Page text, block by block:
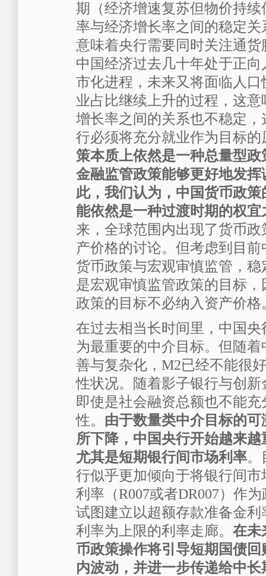
期（经济增速复苏但物价持
率与经济增长率之间的稳定
意味着央行需要同时关注通
中国经济过去几十年处于正
市化进程，未来又将面临人
业占比继续上升的过程，这
增长率之间的关系也不稳定
行必须将充分就业作为目标的
策本质上依然是一种总量型
金融监管政策能够更好地发
此，我们认为，中国货币政
能依然是一种过渡时期的权宜
来，全球范围内出现了货币
产价格的讨论。但考虑到目
货币政策与宏观审慎监管，
是宏观审慎监管政策的目标
政策的目标不必纳入资产价格
在过去相当长时间里，中国
为最重要的中介目标。但随
善与复杂化，M2已经不能很
性状况。随着影子银行与创
即使是社会融资总额也不能
性。 由于数量类中介目标的
所下降，中国央行开始越来
尤其是短期银行间市场利率。
行似乎更加倾向于将银行间
利率（R007或者DR007）作
试图建立以超额存款准备金利
利率为上限的利率走廊。 在未
币政策操作将引导短期国债
内波动，并进一步传递给中